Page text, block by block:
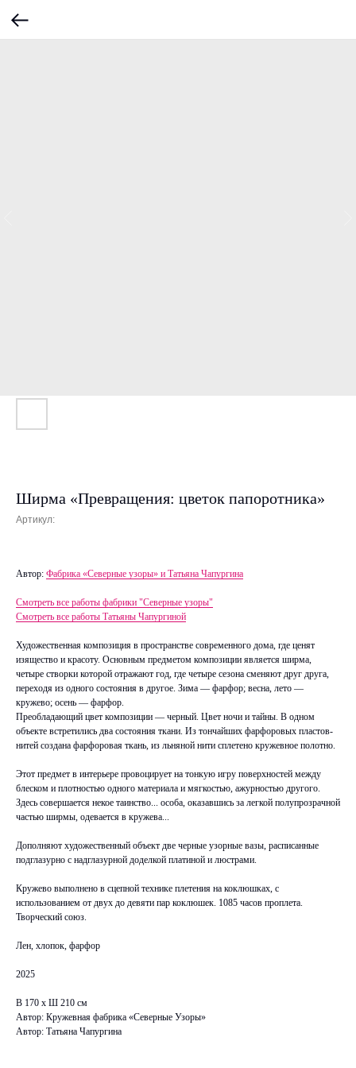
Ширма «Превращения: цветок папоротника»
Артикул:
Автор: Фабрика «Северные узоры» и Татьяна Чапургина
Смотреть все работы фабрики "Северные узоры"
Смотреть все работы Татьяны Чапургиной
Художественная композиция в пространстве современного дома, где ценят
изящество и красоту. Основным предметом композиции является ширма,
четыре створки которой отражают год, где четыре сезона сменяют друг друга,
переходя из одного состояния в другое. Зима — фарфор; весна, лето —
кружево; осень — фарфор.
Преобладающий цвет композиции — черный. Цвет ночи и тайны. В одном
объекте встретились два состояния ткани. Из тончайших фарфоровых пластов-
нитей создана фарфоровая ткань, из льняной нити сплетено кружевное полотно.
Этот предмет в интерьере провоцирует на тонкую игру поверхностей между
блеском и плотностью одного материала и мягкостью, ажурностью другого.
Здесь совершается некое таинство... особа, оказавшись за легкой полупрозрачной
частью ширмы, одевается в кружева...
Дополняют художественный объект две черные узорные вазы, расписанные
подглазурно с надглазурной доделкой платиной и люстрами.
Кружево выполнено в сцепной технике плетения на коклюшках, с
использованием от двух до девяти пар коклюшек. 1085 часов проплета.
Творческий союз.
Лен, хлопок, фарфор
2025
В 170 х Ш 210 см
Автор: Кружевная фабрика «Северные Узоры»
Автор: Татьяна Чапургина